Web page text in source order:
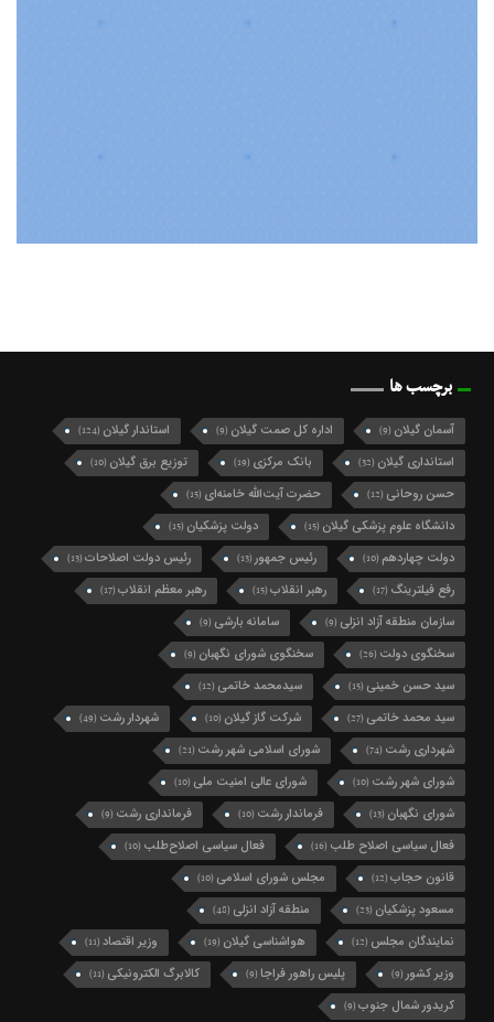
برچسب ها
آسمان گیلان (9) اداره کل صمت گیلان (9) استاندار گیلان (124)
استانداری گیلان (32) بانک مرکزی (19) توزیع برق گیلان (10)
حسن روحانی (12) حضرت آیت‌الله خامنه‌ای (15)
دانشگاه علوم پزشکی گیلان (15) دولت پزشکیان (15)
دولت چهاردهم (10) رئیس جمهور(13) رئیس دولت اصلاحات(13)
رفع فیلترینگ (17) رهبر انقلاب(15) رهبر معظم انقلاب(17)
سازمان منطقه آزاد انزلی (9) سامانه بارشی (9)
سخنگوی دولت (26) سخنگوی شورای نگهبان (9)
سید حسن خمینی (15) سیدمحمد خاتمی (12)
سید محمد خاتمی (27) شرکت گاز گیلان (10) شهردار رشت (49)
شهرداری رشت (74) شورای اسلامی شهر رشت (21)
شورای شهر رشت (10) شورای عالی امنیت ملی (10)
شورای نگهبان (13) فرماندار رشت (10) فرمانداری رشت (9)
فعال سیاسی اصلاح طلب (16) فعال سیاسی اصلاح‌طلب (10)
قانون حجاب(12) مجلس شورای اسلامی (10)
مسعود پزشکیان (23) منطقه آزاد انزلی (48)
نمایندگان مجلس (12) هواشناسی گیلان (19) وزیر اقتصاد(11)
وزیر کشور(9) پلیس راهور فراجا (9) کالابرگ الکترونیکی (11)
کریدور شمال جنوب(9)